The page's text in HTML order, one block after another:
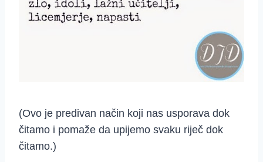
(Ovo je predivan način koji nas usporava dok
čitamo i pomaže da upijemo svaku riječ dok
čitamo.)